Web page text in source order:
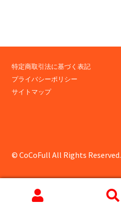
ー
シ
ョ
特定商取引法に基づく表記
プライバシーポリシー
サイトマップ
© CoCoFull All Rights Reserved.